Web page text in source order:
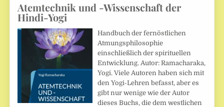
Atemtechnik und -Wissenschaft der
Hindi-Yogi
Handbuch der fernöstlichen
Atmungsphilosophie
einschließlich der spirituellen
Entwicklung. Autor: Ramacharaka,
Yogi. Viele Autoren haben sich mit
den Yogi-Lehren befasst, aber es
gibt nur wenige wie der Autor
dieses Buchs, die dem westlichen